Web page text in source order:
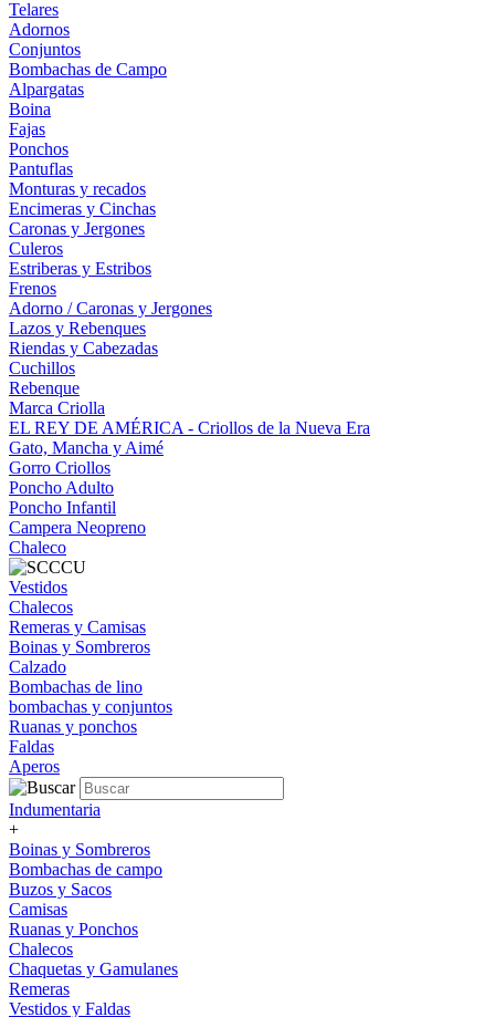
Telares
Adornos
Conjuntos
Bombachas de Campo
Alpargatas
Boina
Fajas
Ponchos
Pantuflas
Monturas y recados
Encimeras y Cinchas
Caronas y Jergones
Culeros
Estriberas y Estribos
Frenos
Adorno / Caronas y Jergones
Lazos y Rebenques
Riendas y Cabezadas
Cuchillos
Rebenque
Marca Criolla
EL REY DE AMÉRICA - Criollos de la Nueva Era
Gato, Mancha y Aimé
Gorro Criollos
Poncho Adulto
Poncho Infantil
Campera Neopreno
Chaleco
Vestidos
Chalecos
Remeras y Camisas
Boinas y Sombreros
Calzado
Bombachas de lino
bombachas y conjuntos
Ruanas y ponchos
Faldas
Aperos
Indumentaria
+
Boinas y Sombreros
Bombachas de campo
Buzos y Sacos
Camisas
Ruanas y Ponchos
Chalecos
Chaquetas y Gamulanes
Remeras
Vestidos y Faldas